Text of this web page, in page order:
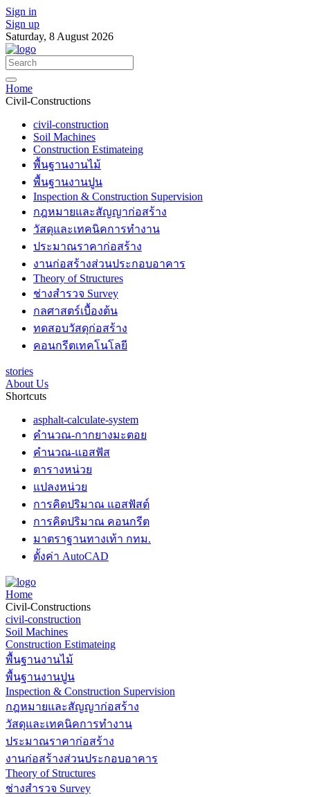
Sign in
Sign up
Saturday, 8 August 2026
Home
Civil-Constructions
civil-construction
Soil Machines
Construction Estimateing
พื้นฐานงานไม้
พื้นฐานงานปูน
Inspection & Construction Supervision
กฎหมายและสัญญาก่อสร้าง
วัสดุและเทคนิคการทำงาน
ประมาณราคาก่อสร้าง
งานก่อสร้างส่วนประกอบอาคาร
Theory of Structures
ช่างสำรวจ Survey
กลศาสตร์เบื้องต้น
ทดสอบวัสดุก่อสร้าง
คอนกรีตเทคโนโลยี
stories
About Us
Shortcuts
asphalt-calculate-system
คำนวณ-กากยางมะตอย
คำนวณ-แอสฟัส
ตารางหน่วย
แปลงหน่วย
การคิดปริมาณ แอสฟัสต์
การคิดปริมาณ คอนกรีต
มาตราฐานทางเท้า กทม.
ตั้งค่า AutoCAD
Home
Civil-Constructions
civil-construction
Soil Machines
Construction Estimateing
พื้นฐานงานไม้
พื้นฐานงานปูน
Inspection & Construction Supervision
กฎหมายและสัญญาก่อสร้าง
วัสดุและเทคนิคการทำงาน
ประมาณราคาก่อสร้าง
งานก่อสร้างส่วนประกอบอาคาร
Theory of Structures
ช่างสำรวจ Survey